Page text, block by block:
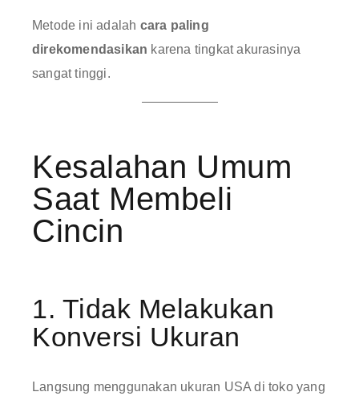
Metode ini adalah cara paling
direkomendasikan karena tingkat akurasinya
sangat tinggi.
Kesalahan Umum
Saat Membeli
Cincin
1. Tidak Melakukan
Konversi Ukuran
Langsung menggunakan ukuran USA di toko yang